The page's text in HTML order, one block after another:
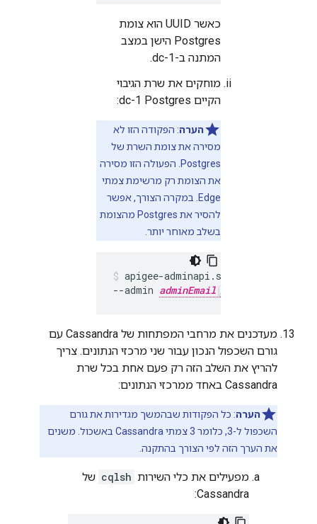
כאשר UUID הוא צומת
Postgres הישן במצב
המתנה ב-dc-1.
מוחקים את שרת הגיבוי
הקיים dc-1 Postgres:
הערה: הפקודה הזו לא
מסירה את צומת השרת של
Postgres. הפעולה הזו מסירה
את הצומת רק מרשימת צמתי
Edge. במקרה הצורך, אפשר
להסיר את Postgres מהצומת
בשלב מאוחר יותר.
apigee-adminapi.sh servers
--admin adminEmail
מעדכנים את מרחבי המפתחות של Cassandra עם
גורם השכפול הנכון עבור שני מרכזי הנתונים. צריך
להריץ את השלב הזה רק פעם אחת בכל שרת
Cassandra באחד ממרכזי הנתונים:
הערה: כל הפקודות שבהמשך מגדירות את גורם
השכפול ל-3, כלומר 3 צמתי Cassandra באשכול. משנים
את הערך הזה לפי הצורך בהתקנה.
מפעילים את כלי השירות cqlsh של
Cassandra: